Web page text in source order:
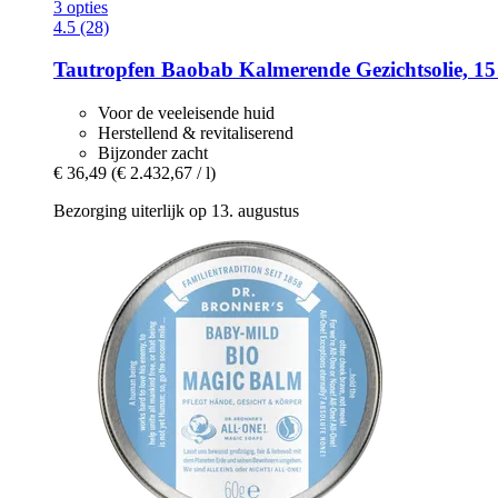
3 opties
4.5 (28)
Tautropfen Baobab Kalmerende Gezichtsolie,
Voor de veeleisende huid
Herstellend & revitaliserend
Bijzonder zacht
€ 36,49 (€ 2.432,67 / l)
Bezorging uiterlijk op 13. augustus